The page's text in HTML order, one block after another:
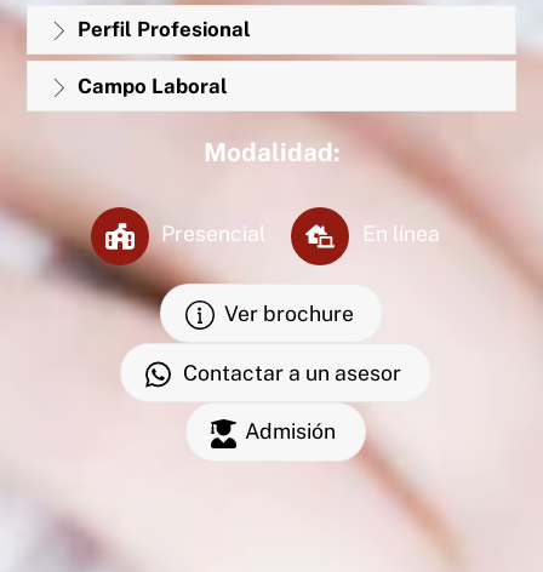
Perfil Profesional
Campo Laboral
Modalidad:
Presencial En línea
Ver brochure
Contactar a un asesor
Admisión